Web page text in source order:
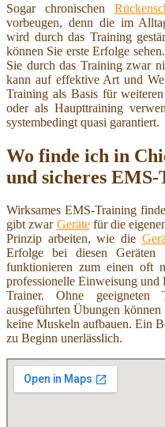
Sogar chronischen
vorbeugen, denn die im
wird durch das Training
können Sie erste Erfolge
Sie durch das Training zwar
kann auf effektive Art und
Training als Basis für
oder als Haupttraining
systembedingt quasi garantiert.
Wo finde ich in
und sicheres
Wirksames EMS-Training
gibt zwar Gerätefür die
Prinzip arbeiten, wie die
Erfolge bei diesen
funktionieren zum einen oft
professionelle Einweisung und
Trainer. Ohne
ausgeführten Übungen
keine Muskeln aufbauen. Ein
zu Beginn unerlässlich.